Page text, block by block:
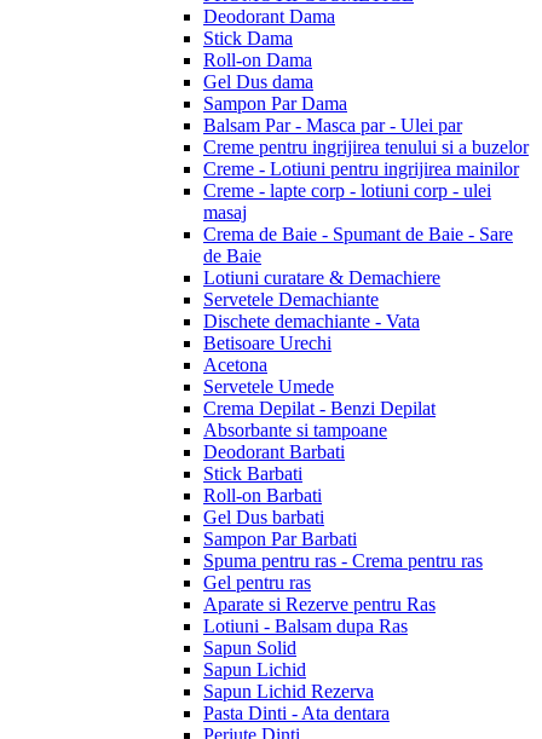
Deodorant Dama
Stick Dama
Roll-on Dama
Gel Dus dama
Sampon Par Dama
Balsam Par - Masca par - Ulei par
Creme pentru ingrijirea tenului si a buzelor
Creme - Lotiuni pentru ingrijirea mainilor
Creme - lapte corp - lotiuni corp - ulei
masaj
Crema de Baie - Spumant de Baie - Sare
de Baie
Lotiuni curatare & Demachiere
Servetele Demachiante
Dischete demachiante - Vata
Betisoare Urechi
Acetona
Servetele Umede
Crema Depilat - Benzi Depilat
Absorbante si tampoane
Deodorant Barbati
Stick Barbati
Roll-on Barbati
Gel Dus barbati
Sampon Par Barbati
Spuma pentru ras - Crema pentru ras
Gel pentru ras
Aparate si Rezerve pentru Ras
Lotiuni - Balsam dupa Ras
Sapun Solid
Sapun Lichid
Sapun Lichid Rezerva
Pasta Dinti - Ata dentara